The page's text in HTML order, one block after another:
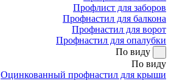
Профлист для заборов
Профнастил для балкона
Профнастил для ворот
Профнастил для опалубки
По виду
По виду
Оцинкованный профнастил для крыши